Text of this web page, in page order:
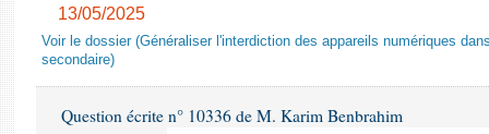
13/05/2025
Voir le dossier (Généraliser l'interdiction des appareils numériques
secondaire)
Question écrite n° 10336 de M. Karim Benbrahim